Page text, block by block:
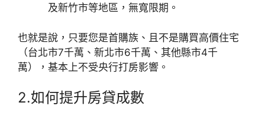
及新竹市等地區，無寬限期。
也就是說，只要您是首購族、且不是購買高價住宅
（台北市7千萬、新北市6千萬、其他縣市4千
萬），基本上不受央行打房影響。
2.如何提升房貸成數